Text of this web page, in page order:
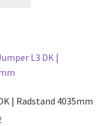
auf.
können
| Radstand 4035mm